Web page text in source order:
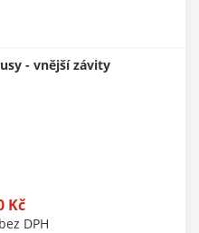
- vnější závity
Kč
bez DPH